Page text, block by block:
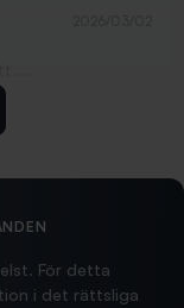
2026/02/19
bra...
För detta
i det rättsliga